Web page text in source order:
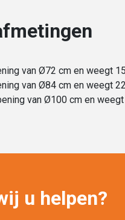
van Ø72 cm en weegt
van Ø84 cm en weegt
van Ø100 cm en
u helpen?